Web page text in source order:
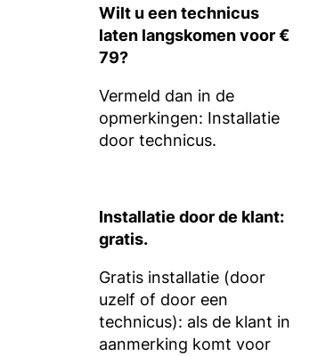
Wilt u een technicus
laten langskomen voor €
79?
Vermeld dan in de
opmerkingen: Installatie
door technicus.
Installatie door de klant:
gratis.
Gratis installatie (door
uzelf of door een
technicus): als de klant in
aanmerking komt voor